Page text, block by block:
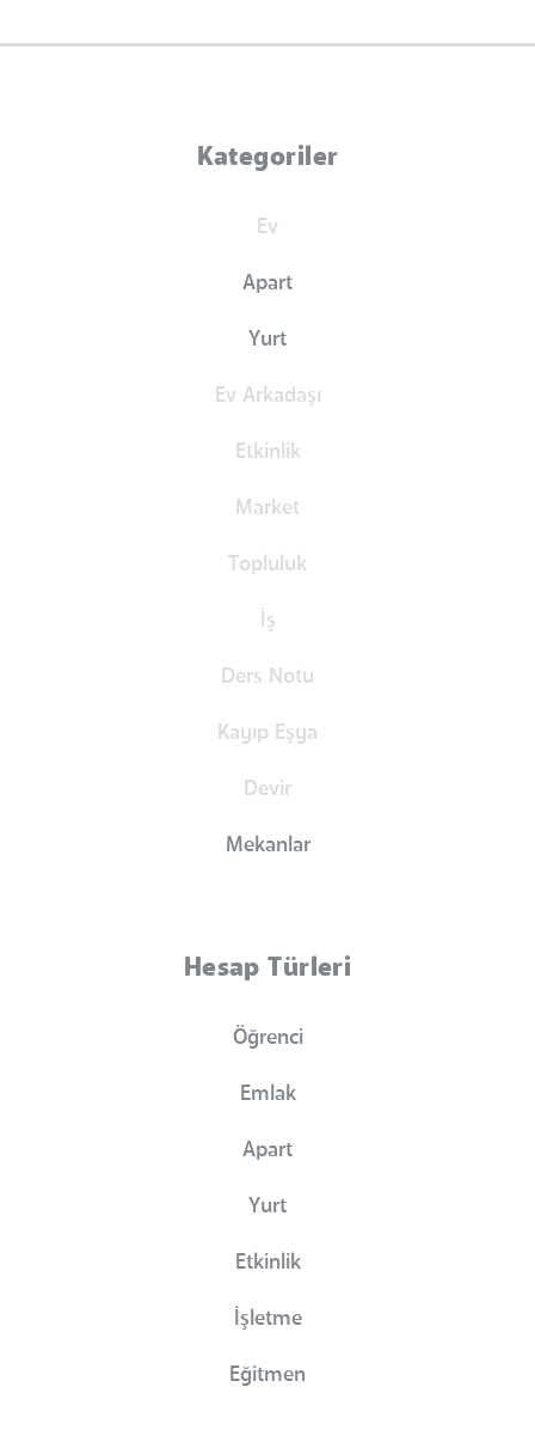
Kategoriler
Ev
Apart
Yurt
Ev Arkadaşı
Etkinlik
Market
Topluluk
İş
Ders Notu
Kayıp Eşya
Devir
Mekanlar
Hesap Türleri
Öğrenci
Emlak
Apart
Yurt
Etkinlik
İşletme
Eğitmen